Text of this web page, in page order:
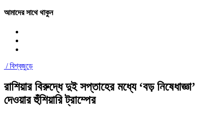
আমাদের সাথে থাকুন
/বিশ্বজুড়ে
রাশিয়ার বিরুদ্ধে দুই সপ্তাহের মধ্যে ‘বড় নিষেধাজ্ঞা’
দেওয়ার হুঁশিয়ারি ট্রাম্পের